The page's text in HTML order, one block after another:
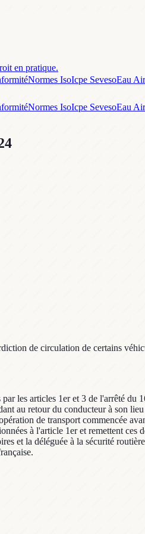
en pratique.
Normes IsoIcpe SevesoEau
Normes IsoIcpe SevesoEau
de circulation de certains
les articles 1er et 3 de l'arrêté
au retour du conducteur à son
de transport commencée
à l'article 1er et remettent
et la déléguée à la sécurité